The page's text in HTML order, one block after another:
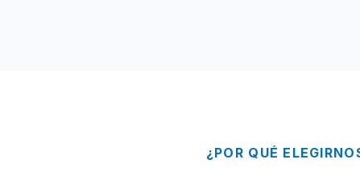
¿POR QUÉ